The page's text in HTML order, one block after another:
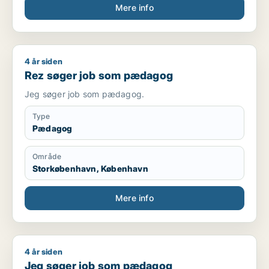
Mere info
Rez søger job som pædagog
4 år siden
Rez søger job som pædagog
Jeg søger job som pædagog.
Type
Pædagog
Område
Storkøbenhavn, København
Mere info
Jeg søger job som pædagog
4 år siden
Jeg søger job som pædagog